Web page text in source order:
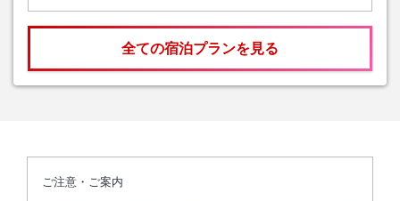
全ての宿泊プランを見る
ご注意・ご案内